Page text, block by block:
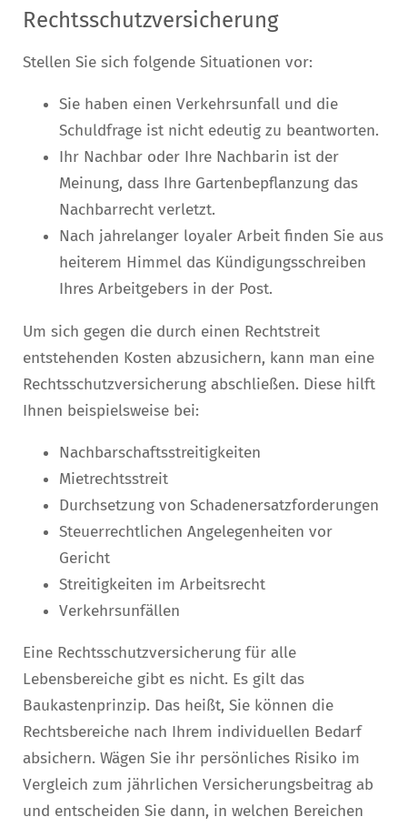
Rechtsschutzversicherung
Stellen Sie sich folgende Situationen vor:
Sie haben einen Verkehrsunfall und die
Schuldfrage ist nicht edeutig zu beantworten.
Ihr Nachbar oder Ihre Nachbarin ist der
Meinung, dass Ihre Gartenbepflanzung das
Nachbarrecht verletzt.
Nach jahrelanger loyaler Arbeit finden Sie aus
heiterem Himmel das Kündigungsschreiben
Ihres Arbeitgebers in der Post.
Um sich gegen die durch einen Rechtstreit
entstehenden Kosten abzusichern, kann man eine
Rechtsschutzversicherung abschließen. Diese hilft
Ihnen beispielsweise bei:
Nachbarschaftsstreitigkeiten
Mietrechtsstreit
Durchsetzung von Schadenersatzforderungen
Steuerrechtlichen Angelegenheiten vor
Gericht
Streitigkeiten im Arbeitsrecht
Verkehrsunfällen
Eine Rechtsschutzversicherung für alle
Lebensbereiche gibt es nicht. Es gilt das
Baukastenprinzip. Das heißt, Sie können die
Rechtsbereiche nach Ihrem individuellen Bedarf
absichern. Wägen Sie ihr persönliches Risiko im
Vergleich zum jährlichen Versicherungsbeitrag ab
und entscheiden Sie dann, in welchen Bereichen